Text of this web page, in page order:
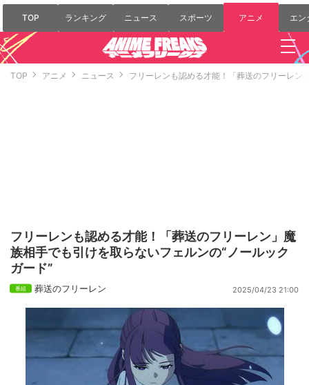
TOP ランキング ニュース スポーツ アニメ エン
TOP アニメ ニュース フリーレンも認める才能！「葬送のフリーレン
フリーレンも認める才能！「葬送のフリーレン」魔
族相手でも引けを取らないフェルンの“ノールック
ガード”
葬送のフリーレン 2025/04/23 21:00